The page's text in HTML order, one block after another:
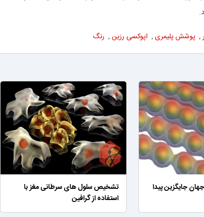
, پوشش پلیمری , اپوکسی رزین , رنگ
جایگزین پیدا
تشخیص سلول های سرطانی مغز با
استفاده از گرافین